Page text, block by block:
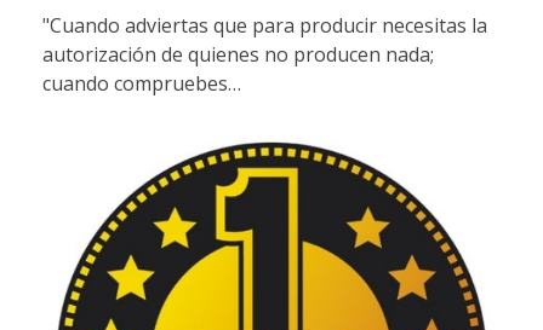
"Cuando adviertas que para producir necesitas la
autorización de quienes no producen nada;
cuando compruebes…